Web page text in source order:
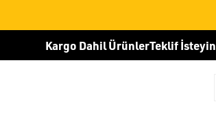
Kargo Dahil ÜrünlerTeklif İsteyin